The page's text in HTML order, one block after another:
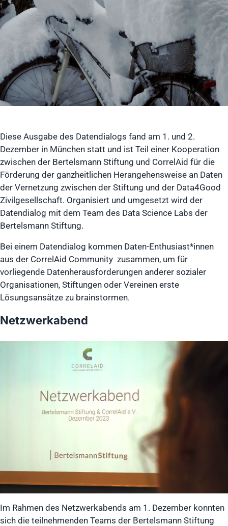
Diese Ausgabe des Datendialogs fand am 1. und 2.
Dezember in München statt und ist Teil einer Kooperation
zwischen der Bertelsmann Stiftung und CorrelAid für die
Förderung der ganzheitlichen Herangehensweise an Daten
der Vernetzung zwischen der Stiftung und der Data4Good
Zivilgesellschaft. Organisiert und umgesetzt wird der
Datendialog mit dem Team des Data Science Labs der
Bertelsmann Stiftung.
Bei einem Datendialog kommen Daten-Enthusiast*innen
aus der CorrelAid Community zusammen, um für
vorliegende Datenherausforderungen anderer sozialer
Organisationen, Stiftungen oder Vereinen erste
Lösungsansätze zu brainstormen.
Netzwerkabend
Im Rahmen des Netzwerkabends am 1. Dezember konnten
sich die teilnehmenden Teams der Bertelsmann Stiftung